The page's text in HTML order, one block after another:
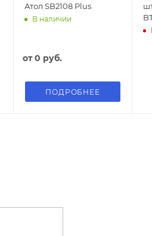
Атол SB2108 Plus
В наличии
от0 руб.
ПОДРОБНЕЕ